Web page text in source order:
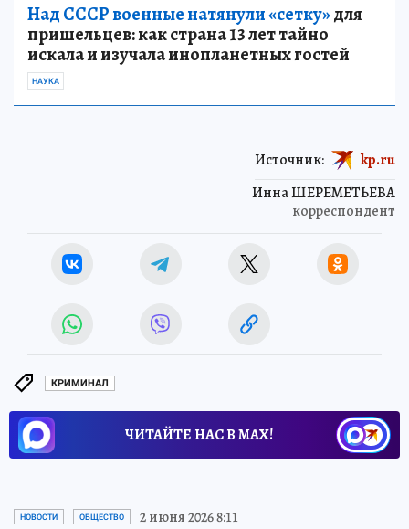
Над СССР военные натянули «сетку»для
пришельцев: как страна 13 лет тайно
искала и изучала инопланетных гостей
НАУКА
Инна ШЕРЕМЕТЬЕВА
корреспондент
Источник: kp.ru
КРИМИНАЛ
ЧИТАЙТЕ НАС В МАХ!
НОВОСТИ ОБЩЕСТВО 2 июня 2026 8:11